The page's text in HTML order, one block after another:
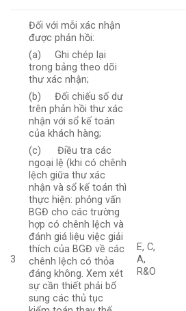
3
Đối với mỗi xác nhận
được phản hồi:
(a) Ghi chép lại
trong bảng theo dõi
thư xác nhận;
(b) Đối chiếu số dư
trên phản hồi thư xác
nhận với sổ kế toán
của khách hàng;
(c) Điều tra các
ngoại lệ (khi có chênh
lệch giữa thư xác
nhận và sổ kế toán thì
thực hiện: phỏng vấn
BGĐ cho các trường
hợp có chênh lệch và
đánh giá liệu việc giải
thích của BGĐ về các
chênh lệch có thỏa
đáng không. Xem xét
sự cần thiết phải bổ
sung các thủ tục
E, C,
A,
R&O